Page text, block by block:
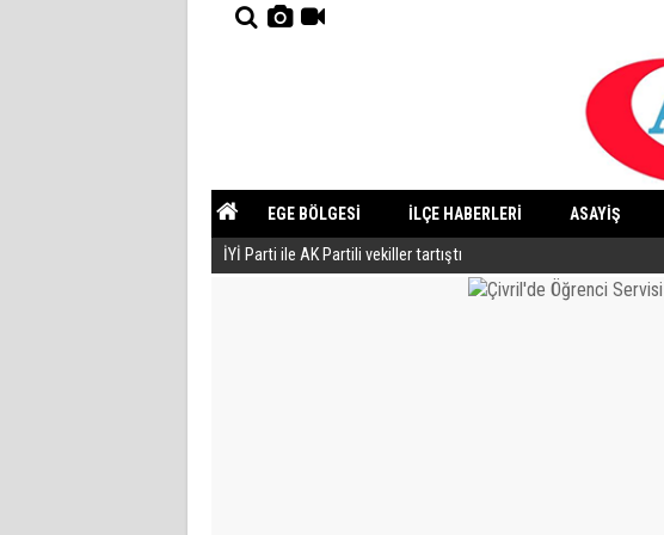
EGE BÖLGESİ İLÇE HABERLERİ ASAYİŞ
YAZARLAR GÜNDEM
İYİ Parti ile AK Partili vekiller tartıştı